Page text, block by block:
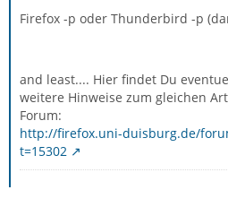
Firefox -p oder Thunderbird -p
and least.... Hier findet Du
weitere Hinweise zum gleichen
Forum:
http://firefox.uni-duisburg.de/
t=15302